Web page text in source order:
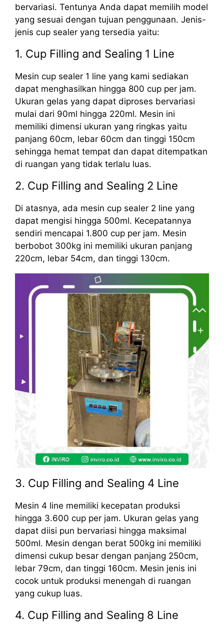
bervariasi. Tentunya Anda dapat memilih model
yang sesuai dengan tujuan penggunaan. Jenis-
jenis cup sealer yang tersedia yaitu:
1. Cup Filling and Sealing 1 Line
Mesin cup sealer 1 line yang kami sediakan
dapat menghasilkan hingga 800 cup per jam.
Ukuran gelas yang dapat diproses bervariasi
mulai dari 90ml hingga 220ml. Mesin ini
memiliki dimensi ukuran yang ringkas yaitu
panjang 60cm, lebar 60cm dan tinggi 150cm
sehingga hemat tempat dan dapat ditempatkan
di ruangan yang tidak terlalu luas.
2. Cup Filling and Sealing 2 Line
Di atasnya, ada mesin cup sealer 2 line yang
dapat mengisi hingga 500ml. Kecepatannya
sendiri mencapai 1.800 cup per jam. Mesin
berbobot 300kg ini memiliki ukuran panjang
220cm, lebar 54cm, dan tinggi 130cm.
3. Cup Filling and Sealing 4 Line
Mesin 4 line memiliki kecepatan produksi
hingga 3.600 cup per jam. Ukuran gelas yang
dapat diisi pun bervariasi hingga maksimal
500ml. Mesin dengan berat 500kg ini memiliki
dimensi cukup besar dengan panjang 250cm,
lebar 79cm, dan tinggi 160cm. Mesin jenis ini
cocok untuk produksi menengah di ruangan
yang cukup luas.
4. Cup Filling and Sealing 8 Line